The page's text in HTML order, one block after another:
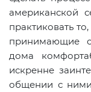
американской
практиковать
принимающие
дома
искренне
общении с